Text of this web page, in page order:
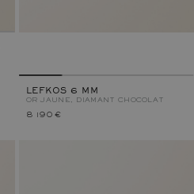
LEFKOS 6 MM
OR JAUNE, DIAMANT CHOCOLAT
8 190 €